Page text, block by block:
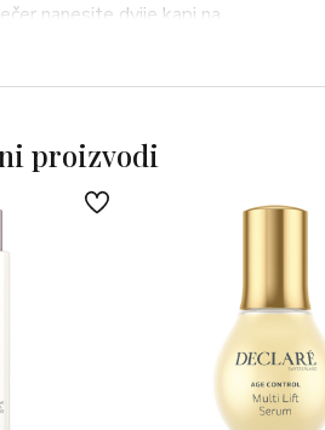
nanesite dvije kapi na
oko očiju, vrat i dekolte.
proizvodi